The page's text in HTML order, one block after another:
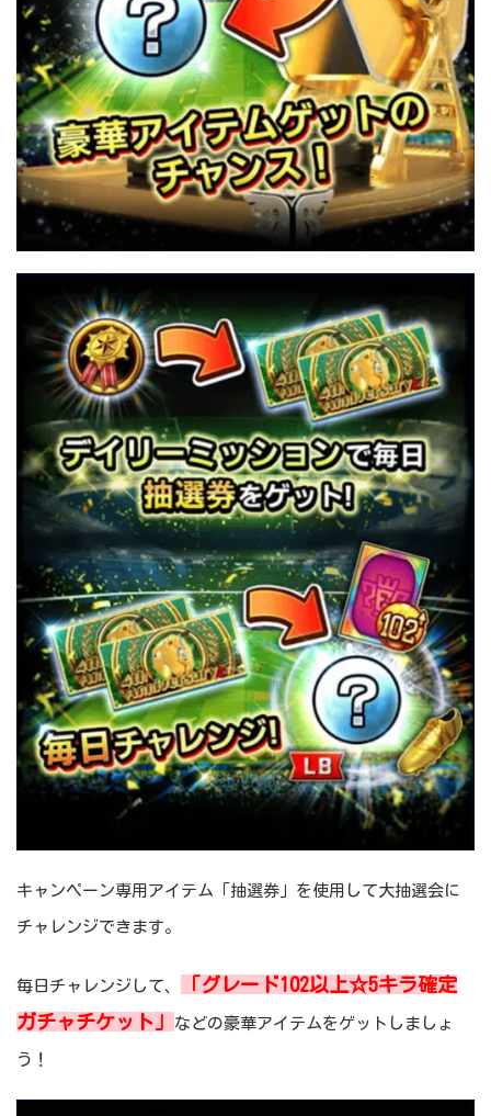
キャンペーン専用アイテム「抽選券」を使用して大抽選会に
チャレンジできます。
毎日チャレンジして、
「グレード102以上☆5キラ確定
ガチャチケット」
などの豪華アイテムをゲットしましょ
う！